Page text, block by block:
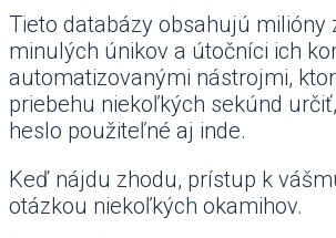
Tieto databázy obsahujú milióny
minulých únikov a útočníci ich
automatizovanými nástrojmi,
priebehu niekoľkých sekúnd
heslo použiteľné aj inde.
Keď nájdu zhodu, prístup k
otázkou niekoľkých okamihov.